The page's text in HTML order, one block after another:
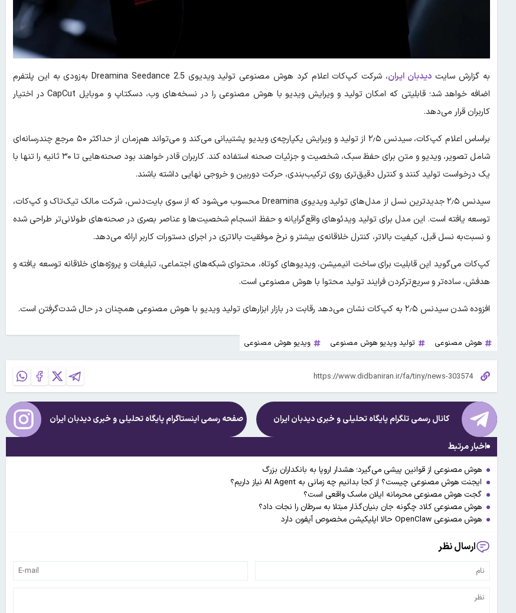
به گزارش سایت دیدبان ایران
، شرکت کپ‌کات اعلام کرد هوش مصنوعی تولید ویدیوی Dreamina Seedance 2.5 به‌زودی به این پلتفرم
اضافه خواهد شد؛ قابلیتی که امکان تولید و ویرایش ویدیو با هوش مصنوعی را در نسخه‌های وب، دسکتاپ و موبایل CapCut در اختیار
کاربران قرار می‌دهد.
براساس اعلام کپ‌کات، سیدنس ۲٫۵ از تولید و ویرایش یکپارچه‌ی ویدیو پشتیبانی می‌کند و می‌تواند هم‌زمان از حداکثر ۵۰ مرجع چندرسانه‌ای
شامل تصویر، ویدیو و متن برای حفظ سبک، شخصیت و جزئیات صحنه استفاده کند. کاربران قادر خواهند بود صحنه‌هایی تا ۳۰ ثانیه را تنها با
یک درخواست تولید کنند و کنترل دقیق‌تری روی ترکیب‌بندی، حرکت دوربین و خروجی نهایی داشته باشند.
سیدنس ۲٫۵ جدیدترین نسل از مدل‌های تولید ویدیوی Dreamina محسوب می‌شود که از سوی بایت‌دنس، شرکت مالک تیک‌تاک و کپ‌کات،
توسعه یافته است. این مدل برای تولید ویدئوهای واقع‌گرایانه و حفظ انسجام شخصیت‌ها و عناصر بصری در صحنه‌های طولانی‌تر طراحی شده
و نسبت‌به نسل قبل، کیفیت بالاتر، کنترل خلاقانه‌ی بیشتر و نرخ موفقیت بالاتری در اجرای دستورات کاربر ارائه می‌دهد.
کپ‌کات می‌گوید این قابلیت برای ساخت انیمیشن، ویدیوهای کوتاه، محتوای شبکه‌های اجتماعی، تبلیغات و پروژه‌های خلاقانه توسعه یافته و
هدفش، ساده‌تر و سریع‌ترکردن فرایند تولید محتوا با هوش مصنوعی است.
افزوده شدن سیدنس ۲٫۵ به کپ‌کات نشان می‌دهد رقابت در بازار ابزارهای تولید ویدیو با هوش مصنوعی همچنان در حال شدت‌گرفتن است.
هوش مصنوعی تولید ویدیو هوش مصنوعی ویدیو هوش مصنوعی
کانال رسمی تلگرام پایگاه تحلیلی و خبریدیدبان ایران صفحه رسمی اینستاگرام پایگاه تحلیلی و خبریدیدبان ایران
اخبار مرتبط
هوش مصنوعی از قوانین پیشی می‌گیرد؛ هشدار اروپا به بانکداران بزرگ
ایجنت هوش مصنوعی چیست؟ از کجا بدانیم چه زمانی به AI Agent نیاز داریم؟
گجت هوش مصنوعی محرمانه ایلان ماسک واقعی است؟
هوش مصنوعی کلاد چگونه جان بنیان‌گذار مبتلا به سرطان را نجات داد؟
هوش مصنوعی OpenClaw حالا اپلیکیشن مخصوص آیفون دارد
ارسال نظر